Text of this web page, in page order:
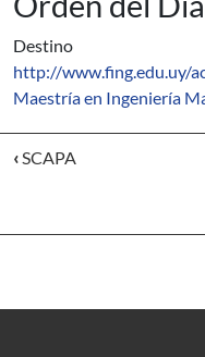
Destino
http://www.fing.edu.uy/
Maestría en Ingeniería
‹SCAPA